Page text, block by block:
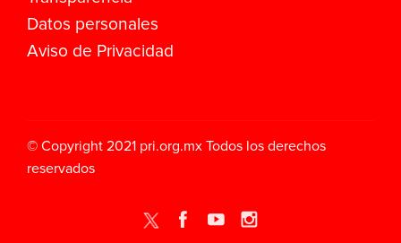
Datos personales
Aviso de Privacidad
© Copyright 2021 pri.org.mx Todos los derechos
reservados